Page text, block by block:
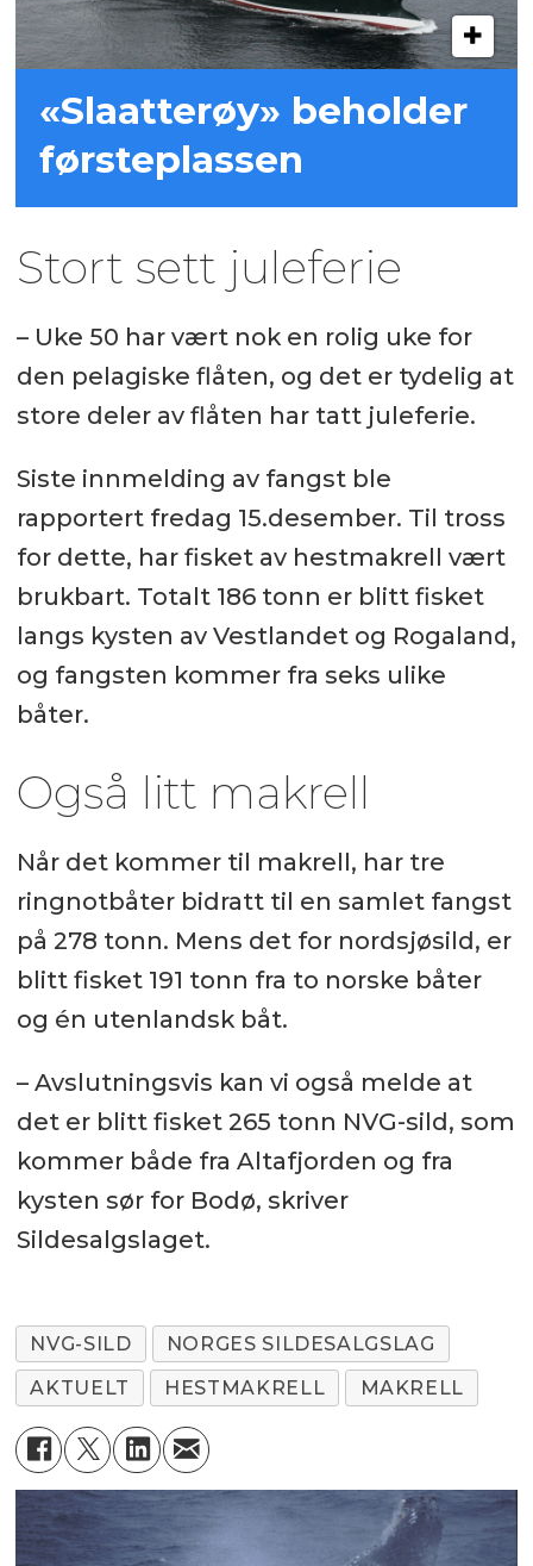
«Slaatterøy» beholder
førsteplassen
Stort sett juleferie
– Uke 50 har vært nok en rolig uke for
den pelagiske flåten, og det er tydelig at
store deler av flåten har tatt juleferie.
Siste innmelding av fangst ble
rapportert fredag 15.desember. Til tross
for dette, har fisket av hestmakrell vært
brukbart. Totalt 186 tonn er blitt fisket
langs kysten av Vestlandet og Rogaland,
og fangsten kommer fra seks ulike
båter.
Også litt makrell
Når det kommer til makrell, har tre
ringnotbåter bidratt til en samlet fangst
på 278 tonn. Mens det for nordsjøsild, er
blitt fisket 191 tonn fra to norske båter
og én utenlandsk båt.
– Avslutningsvis kan vi også melde at
det er blitt fisket 265 tonn NVG-sild, som
kommer både fra Altafjorden og fra
kysten sør for Bodø, skriver
Sildesalgslaget.
NVG-SILD
NORGES SILDESALGSLAG
AKTUELT
HESTMAKRELL MAKRELL